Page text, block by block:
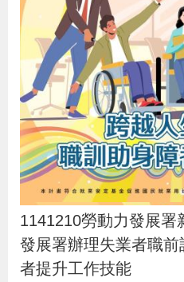
交
通
位
置
圖
1141210勞動力發展署
發展署辦理失業者職
者提升工作技能